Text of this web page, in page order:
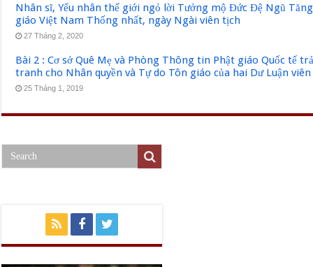
Nhân sĩ, Yếu nhân thế giới ngỏ lời Tưởng mộ Đức Đệ Ngũ
giáo Việt Nam Thống nhất, ngày Ngài viên tịch
27 Tháng 2, 2020
Bài 2 : Cơ sở Quê Mẹ và Phòng Thông tin Phật giáo Quốc tế
tranh cho Nhân quyền và Tự do Tôn giáo của hai Dư Luận viên
25 Tháng 1, 2019